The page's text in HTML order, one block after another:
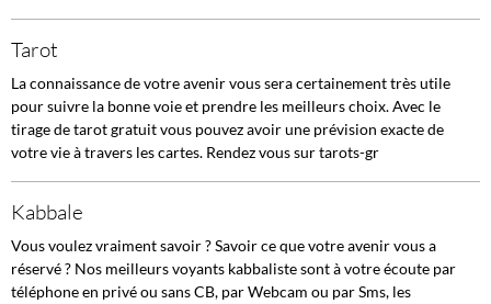
Tarot
La connaissance de votre avenir vous sera certainement très utile
pour suivre la bonne voie et prendre les meilleurs choix. Avec le
tirage de tarot gratuit vous pouvez avoir une prévision exacte de
votre vie à travers les cartes. Rendez vous sur tarots-gr
Kabbale
Vous voulez vraiment savoir ? Savoir ce que votre avenir vous a
réservé ? Nos meilleurs voyants kabbaliste sont à votre écoute par
téléphone en privé ou sans CB, par Webcam ou par Sms, les